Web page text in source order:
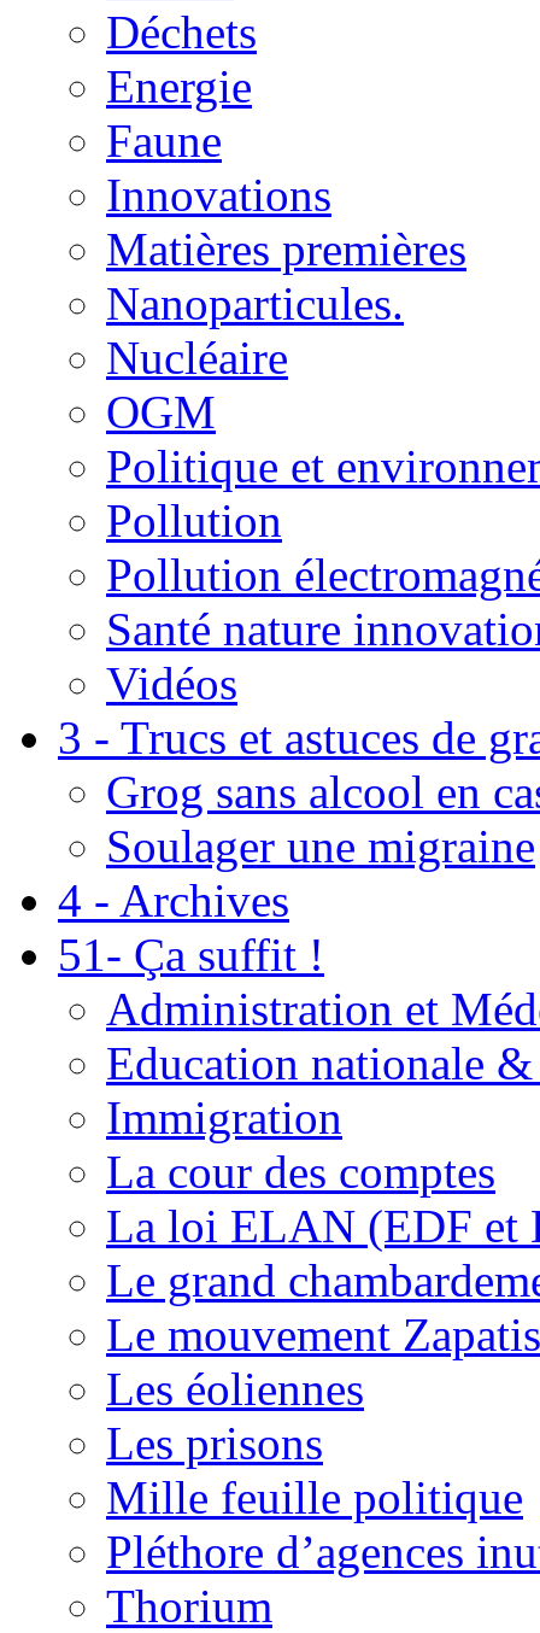
Déchets
Energie
Faune
Innovations
Matières premières
Nanoparticules.
Nucléaire
OGM
Politique et
Pollution
Pollution
Santé nature
Vidéos
3 - Trucs et astuces de
Grog sans alcool en
Soulager une migraine
4 - Archives
51- Ça suffit !
Administration et
Education nationale
Immigration
La cour des comptes
La loi ELAN (EDF et
Le grand
Le mouvement
Les éoliennes
Les prisons
Mille feuille politique
Pléthore d’agences
Thorium